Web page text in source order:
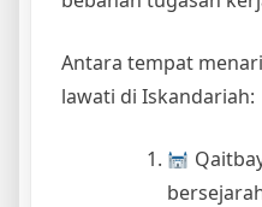
Antara tempat
lawati di Iskandariah: